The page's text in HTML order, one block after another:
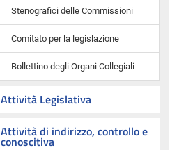
Stenografici delle Commissioni
Comitato per la legislazione
Bollettino degli Organi Collegiali
Attività Legislativa
Attività di indirizzo, controllo e
conoscitiva